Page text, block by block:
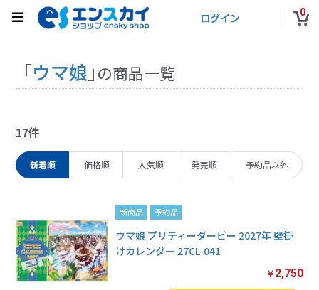
ログイン 0
「ウマ娘 」の商品一覧
17件
新着順 価格順 人気順 発売順 予約品以外
新商品 予約品
ウマ娘 プリティーダービー 2027年 壁掛
けカレンダー 27CL-041
￥ 2,750